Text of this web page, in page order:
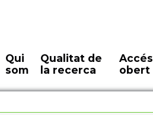
Qui
som
Qualitat de
la recerca
Accés
obert